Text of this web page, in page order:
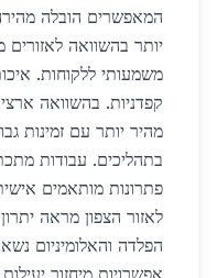
המאפשרים הובלה
יותר בהשוואה
משמעותי ללקוחות.
קפדניות. בהשוואה
מהיר יותר עם זמינות
בתהליכים. עבודות
פתרונות מותאמים
לאזור הצפון מראה
אפשרויות מיחזור